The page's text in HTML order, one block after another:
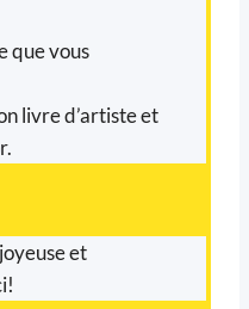
que vous
livre d’artiste et
et